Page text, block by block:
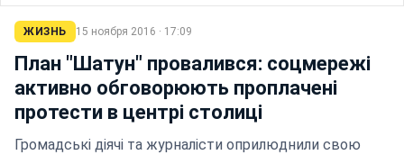
ЖИЗНЬ 15 ноября 2016 · 17:09
План "Шатун" провалився: соцмережі
активно обговорюють проплачені
протести в центрі столиці
Громадські діячі та журналісти оприлюднили свою